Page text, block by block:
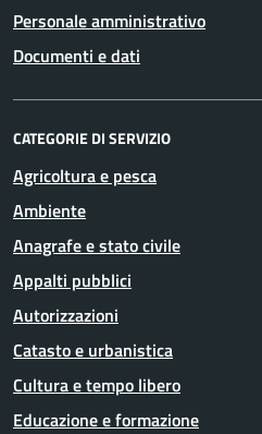
Personale amministrativo
Documenti e dati
CATEGORIE DI SERVIZIO
Agricoltura e pesca
Ambiente
Anagrafe e stato civile
Appalti pubblici
Autorizzazioni
Catasto e urbanistica
Cultura e tempo libero
Educazione e formazione